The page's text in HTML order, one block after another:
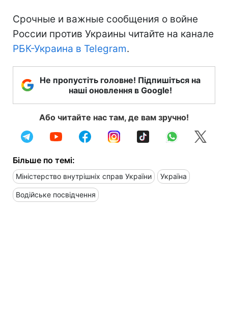
Срочные и важные сообщения о войне
России против Украины читайте на канале
РБК-Украина в Telegram.
Не пропустіть головне! Підпишіться на
наші оновлення в Google!
Або читайте нас там, де вам зручно!
Більше по темі:
Міністерство внутрішніх справ України Україна
Водійське посвідчення